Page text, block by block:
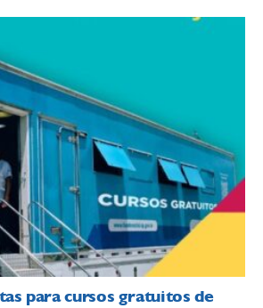
para cursos gratuitos de